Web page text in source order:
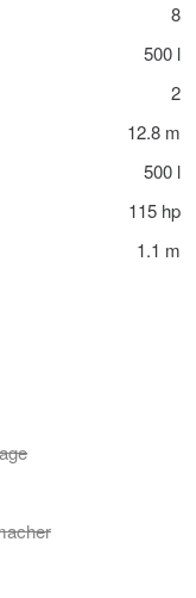
8
500 l
2
12.8 m
500 l
115 hp
1.1 m